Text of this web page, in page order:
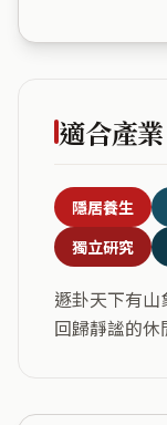
適合產業
隱居養生
獨立研究
遯卦天下有山
回歸靜謐的休